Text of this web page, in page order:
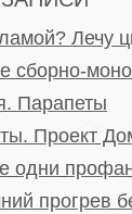
Лечу
сборно-
Парапеты
Проект
одни
прогрев